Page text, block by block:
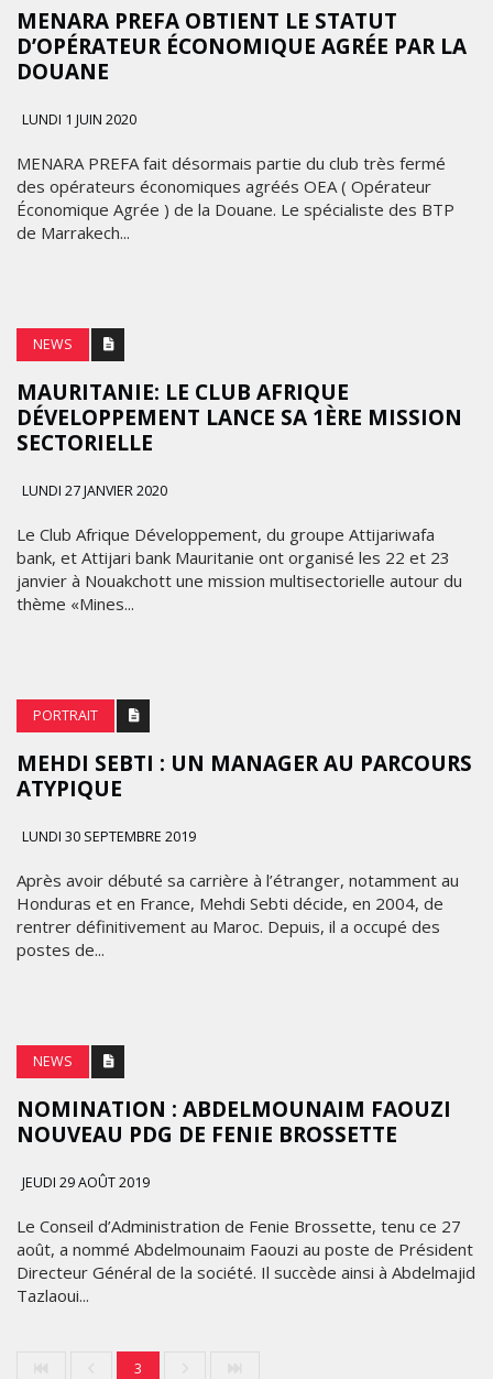
MENARA PREFA OBTIENT LE STATUT
D’OPÉRATEUR ÉCONOMIQUE AGRÉE PAR LA
DOUANE
LUNDI 1 JUIN 2020
MENARA PREFA fait désormais partie du club très fermé
des opérateurs économiques agréés OEA ( Opérateur
Économique Agrée ) de la Douane. Le spécialiste des BTP
de Marrakech...
NEWS
MAURITANIE: LE CLUB AFRIQUE
DÉVELOPPEMENT LANCE SA 1ÈRE MISSION
SECTORIELLE
LUNDI 27 JANVIER 2020
Le Club Afrique Développement, du groupe Attijariwafa
bank, et Attijari bank Mauritanie ont organisé les 22 et 23
janvier à Nouakchott une mission multisectorielle autour du
thème «Mines...
PORTRAIT
MEHDI SEBTI : UN MANAGER AU PARCOURS
ATYPIQUE
LUNDI 30 SEPTEMBRE 2019
Après avoir débuté sa carrière à l’étranger, notamment au
Honduras et en France, Mehdi Sebti décide, en 2004, de
rentrer définitivement au Maroc. Depuis, il a occupé des
postes de...
NEWS
NOMINATION : ABDELMOUNAIM FAOUZI
NOUVEAU PDG DE FENIE BROSSETTE
JEUDI 29 AOÛT 2019
Le Conseil d’Administration de Fenie Brossette, tenu ce 27
août, a nommé Abdelmounaim Faouzi au poste de Président
Directeur Général de la société. Il succède ainsi à Abdelmajid
Tazlaoui...
3